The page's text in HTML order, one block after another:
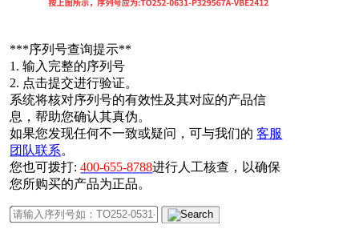
***序列号查询提示**
1. 输入完整的序列号
2. 点击提交进行验证。
系统将核对序列号的有效性及其对应的产品信
息，帮助您确认其真伪。
如果您发现任何不一致或疑问，可与我们的客服
团队联系。
您也可拨打:400-655-8788进行人工核查，以确保
您所购买的产品为正品。